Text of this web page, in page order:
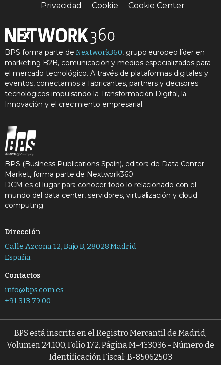
Privacidad
Cookie Cookie Center
BPS forma parte deNextwork360, grupo europeo líder en
marketing B2B, comunicación y medios especializados para
el mercado tecnológico. A través de plataformas digitales y
eventos, conectamos a fabricantes, partners y decisores
tecnológicos impulsando la Transformación Digital, la
Innovación y el crecimiento empresarial.
BPS (Business Publications Spain), editora de Data Center
Market, forma parte de Nextwork360.
DCM es el lugar para conocer todo lo relacionado con el
mundo del data center, servidores, virtualización y cloud
computing.
Dirección
Calle Azcona 12, Bajo B, 28028 Madrid
España
Contactos
info@bps.com.es
+91 313 79 00
BPS está inscrita en el Registro Mercantil de Madrid,
Volumen 24.100, Folio 172, Página M-433036 - Número de
Identificación Fiscal: B-85062503